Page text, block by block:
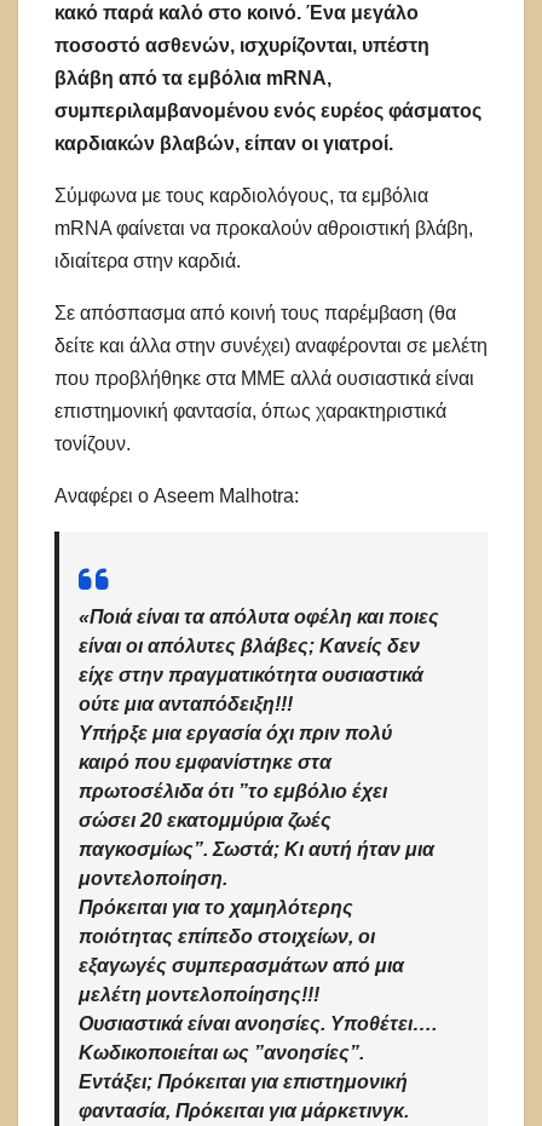
κακό παρά καλό στο κοινό. Ένα μεγάλο
ποσοστό ασθενών, ισχυρίζονται, υπέστη
βλάβη από τα εμβόλια mRNA,
συμπεριλαμβανομένου ενός ευρέος φάσματος
καρδιακών βλαβών, είπαν οι γιατροί.
Σύμφωνα με τους καρδιολόγους, τα εμβόλια
mRNA φαίνεται να προκαλούν αθροιστική βλάβη,
ιδιαίτερα στην καρδιά.
Σε απόσπασμα από κοινή τους παρέμβαση (θα
δείτε και άλλα στην συνέχει) αναφέρονται σε μελέτη
που προβλήθηκε στα ΜΜΕ αλλά ουσιαστικά είναι
επιστημονική φαντασία, όπως χαρακτηριστικά
τονίζουν.
Αναφέρει ο Aseem Malhotra:
«Ποιά είναι τα απόλυτα οφέλη και ποιες
είναι οι απόλυτες βλάβες; Κανείς δεν
είχε στην πραγματικότητα ουσιαστικά
ούτε μια ανταπόδειξη!!!
Υπήρξε μια εργασία όχι πριν πολύ
καιρό που εμφανίστηκε στα
πρωτοσέλιδα ότι ”το εμβόλιο έχει
σώσει 20 εκατομμύρια ζωές
παγκοσμίως”. Σωστά; Κι αυτή ήταν μια
μοντελοποίηση.
Πρόκειται για το χαμηλότερης
ποιότητας επίπεδο στοιχείων, οι
εξαγωγές συμπερασμάτων από μια
μελέτη μοντελοποίησης!!!
Ουσιαστικά είναι ανοησίες. Υποθέτει….
Κωδικοποιείται ως ”ανοησίες”.
Εντάξει; Πρόκειται για επιστημονική
φαντασία, Πρόκειται για μάρκετινγκ.